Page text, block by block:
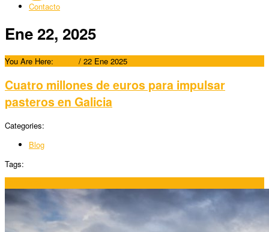
Contacto
Ene 22, 2025
You Are Here: / 22 Ene 2025
Cuatro millones de euros para impulsar
pasteros en Galicia
Categories:
Blog
Tags: